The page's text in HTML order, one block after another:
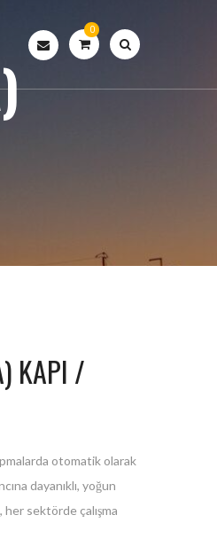
0
KAPI /
otomatik olarak
dayanıklı, yoğun
her sektörde çalışma